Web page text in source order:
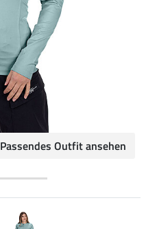
Passendes Outfit ansehen